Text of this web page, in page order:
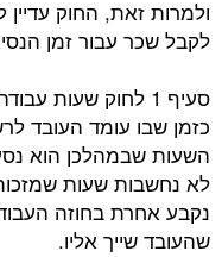
ולמרות זאת, החוק
לקבל שכר עבור זמן
סעיף 1 לחוק שעות
כזמן שבו עומד העובד
השעות שבמהלכן הוא
לא נחשבות שעות
נקבע אחרת בחוזה
שהעובד שייך אליו.